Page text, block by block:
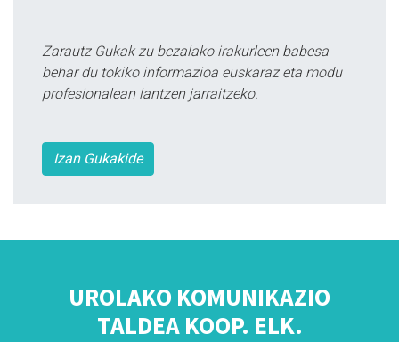
Zarautz Gukak zu bezalako irakurleen babesa
behar du tokiko informazioa euskaraz eta modu
profesionalean lantzen jarraitzeko.
Izan Gukakide
UROLAKO KOMUNIKAZIO
TALDEA KOOP. ELK.